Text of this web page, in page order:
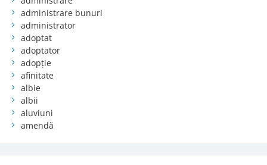
administrare bunuri
administrator
adoptat
adoptator
adopție
afinitate
albie
albii
aluviuni
amendă